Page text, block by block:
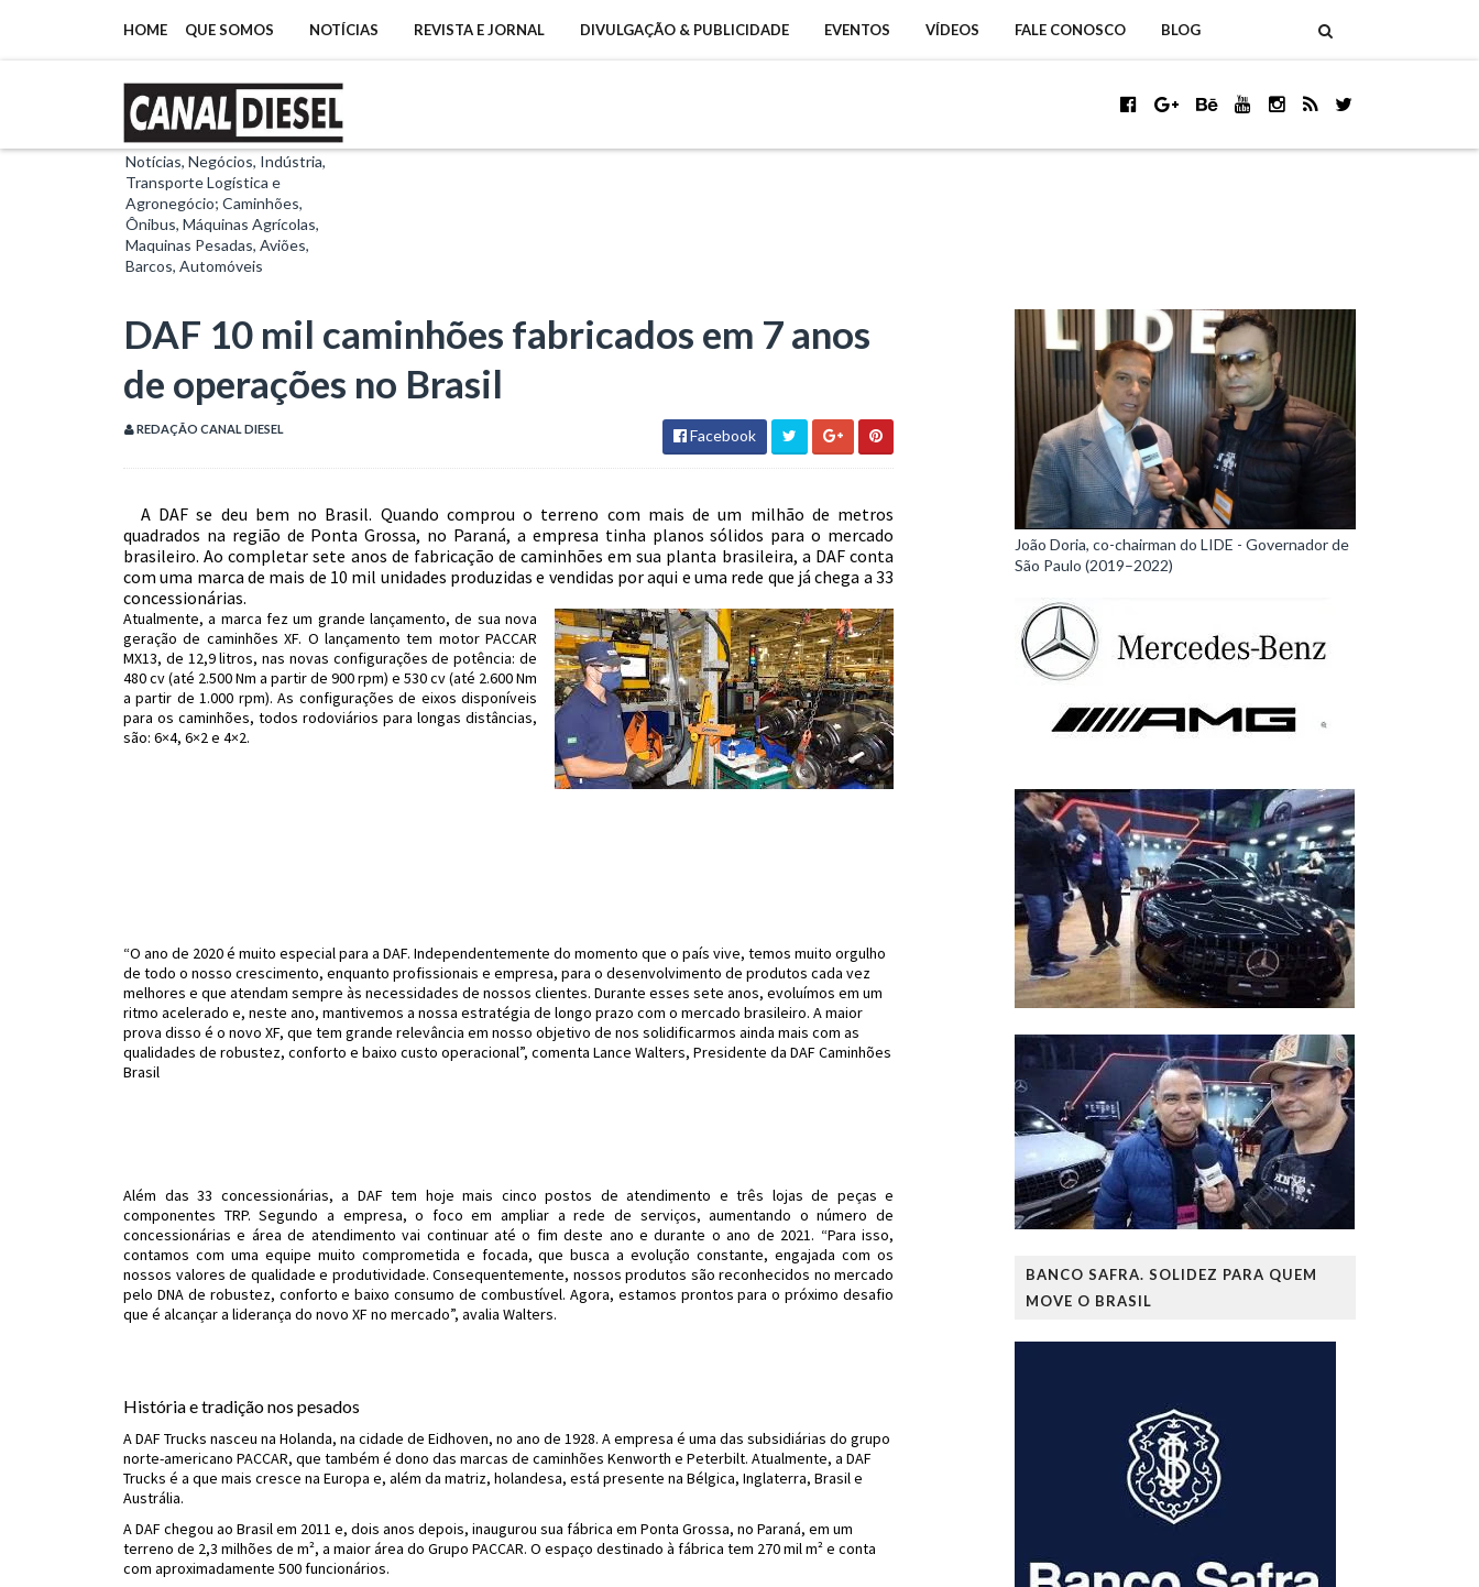
HOME QUE SOMOS NOTÍCIAS REVISTA E JORNAL DIVULGAÇÃO & PUBLICIDADE EVENTOS VÍDEOS FALE CONOSCO BLOG
Notícias, Negócios, Indústria,
Transporte Logística e
Agronegócio; Caminhões,
Ônibus, Máquinas Agrícolas,
Maquinas Pesadas, Aviões,
Barcos, Automóveis
DAF 10 mil caminhões fabricados em 7 anos
de operações no Brasil
REDAÇÃO CANAL DIESEL Facebook
A DAF se deu bem no Brasil. Quando comprou o terreno com mais de um milhão de metros
quadrados na região de Ponta Grossa, no Paraná, a empresa tinha planos sólidos para o mercado
brasileiro. Ao completar sete anos de fabricação de caminhões em sua planta brasileira, a DAF conta
com uma marca de mais de 10 mil unidades produzidas e vendidas por aqui e uma rede que já chega a 33
concessionárias.
Atualmente, a marca fez um grande lançamento, de sua nova
geração de caminhões XF. O lançamento tem motor PACCAR
MX13, de 12,9 litros, nas novas configurações de potência: de
480 cv (até 2.500 Nm a partir de 900 rpm) e 530 cv (até 2.600 Nm
a partir de 1.000 rpm). As configurações de eixos disponíveis
para os caminhões, todos rodoviários para longas distâncias,
são: 6×4, 6×2 e 4×2.
“O ano de 2020 é muito especial para a DAF. Independentemente do momento que o país vive, temos muito orgulho
de todo o nosso crescimento, enquanto profissionais e empresa, para o desenvolvimento de produtos cada vez
melhores e que atendam sempre às necessidades de nossos clientes. Durante esses sete anos, evoluímos em um
ritmo acelerado e, neste ano, mantivemos a nossa estratégia de longo prazo com o mercado brasileiro. A maior
prova disso é o novo XF, que tem grande relevância em nosso objetivo de nos solidificarmos ainda mais com as
qualidades de robustez, conforto e baixo custo operacional”, comenta Lance Walters, Presidente da DAF Caminhões
Brasil
Além das 33 concessionárias, a DAF tem hoje mais cinco postos de atendimento e três lojas de peças e
componentes TRP. Segundo a empresa, o foco em ampliar a rede de serviços, aumentando o número de
concessionárias e área de atendimento vai continuar até o fim deste ano e durante o ano de 2021. “Para isso,
contamos com uma equipe muito comprometida e focada, que busca a evolução constante, engajada com os
nossos valores de qualidade e produtividade. Consequentemente, nossos produtos são reconhecidos no mercado
pelo DNA de robustez, conforto e baixo consumo de combustível. Agora, estamos prontos para o próximo desafio
que é alcançar a liderança do novo XF no mercado”, avalia Walters.
História e tradição nos pesados
A DAF Trucks nasceu na Holanda, na cidade de Eidhoven, no ano de 1928. A empresa é uma das subsidiárias do grupo
norte-americano PACCAR, que também é dono das marcas de caminhões Kenworth e Peterbilt. Atualmente, a DAF
Trucks é a que mais cresce na Europa e, além da matriz, holandesa, está presente na Bélgica, Inglaterra, Brasil e
Austrália.
A DAF chegou ao Brasil em 2011 e, dois anos depois, inaugurou sua fábrica em Ponta Grossa, no Paraná, em um
terreno de 2,3 milhões de m², a maior área do Grupo PACCAR. O espaço destinado à fábrica tem 270 mil m² e conta
com aproximadamente 500 funcionários.
João Doria, co-chairman do LIDE - Governador de
São Paulo (2019–2022)
BANCO SAFRA. SOLIDEZ PARA QUEM
MOVE O BRASIL